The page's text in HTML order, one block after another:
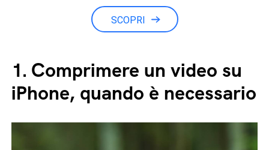
SCOPRI
1. Comprimere un video su
iPhone, quando è necessario